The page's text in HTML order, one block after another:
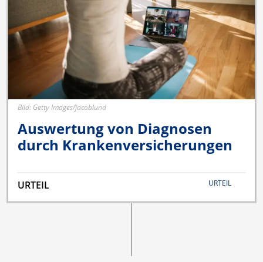
Bild: Getty Images/jacoblund
Auswertung von Diagnosen
durch Krankenversicherungen
URTEIL URTEIL